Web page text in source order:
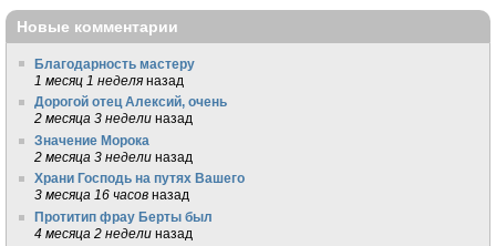
Новые комментарии
Благодарность мастеру
1 месяц 1 неделя назад
Дорогой отец Алексий, очень
2 месяца 3 недели назад
Значение Морока
2 месяца 3 недели назад
Храни Господь на путях Вашего
3 месяца 16 часов назад
Протитип фрау Берты был
4 месяца 2 недели назад